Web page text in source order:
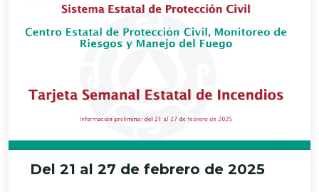
Del 21 al 27 de febrero de 2025